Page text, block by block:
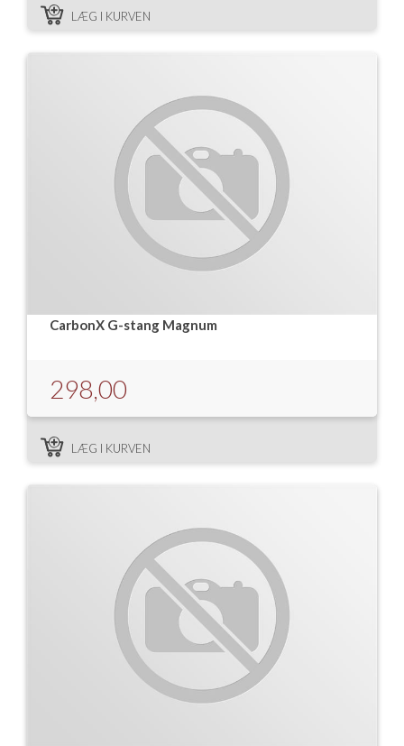
LÆG I KURVEN
CarbonX G-stang Magnum
298,00
LÆG I KURVEN